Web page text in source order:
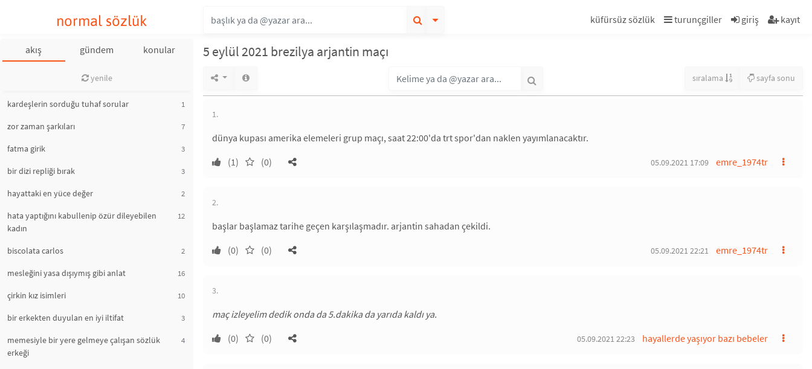
normal sözlük küfürsüz sözlük turunçgiller giriş kayıt
akış gündem konular
yenile
kardeşlerin sorduğu tuhaf sorular 1
zor zaman şarkıları 7
fatma girik 3
bir dizi repliği bırak 3
hayattaki en yüce değer 2
hata yaptığını kabullenip özür dileyebilen
kadın
12
biscolata carlos 2
mesleğini yasa dışıymış gibi anlat 16
çirkin kız isimleri 10
bir erkekten duyulan en iyi iltifat 3
memesiyle bir yere gelmeye çalışan sözlük
erkeği
4
5 eylül 2021 brezilya arjantin maçı
sıralama sayfa sonu
1.
dünya kupası amerika elemeleri grup maçı, saat 22:00'da trt spor'dan naklen yayımlanacaktır.
(1)
(0) emre_1974tr
05.09.2021 17:09
2.
başlar başlamaz tarihe geçen karşılaşmadır. arjantin sahadan çekildi.
(0)
(0) emre_1974tr
05.09.2021 22:21
3.
maç izleyelim dedik onda da 5.dakika da yarıda kaldı ya.
(0)
(0) hayallerde yaşıyor bazı bebeler
05.09.2021 22:23